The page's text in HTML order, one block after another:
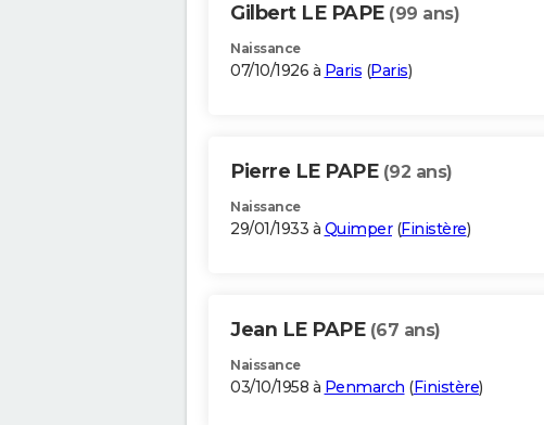
Gilbert LE PAPE (99 ans)
Naissance
07/10/1926 à Paris (Paris)
Pierre LE PAPE (92 ans)
Naissance
29/01/1933 à Quimper(Finistère)
Jean LE PAPE (67 ans)
Naissance
03/10/1958 à Penmarch (Finistère)